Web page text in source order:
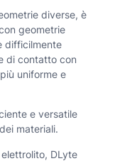
diverse, è
geometrie
difficilmente
di contatto con
uniforme e
e versatile
materiali.
DLyte